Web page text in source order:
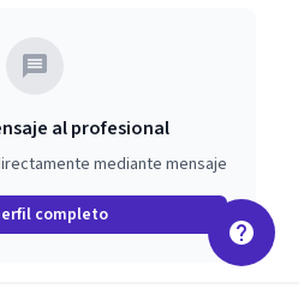
al profesional
mediante mensaje
completo